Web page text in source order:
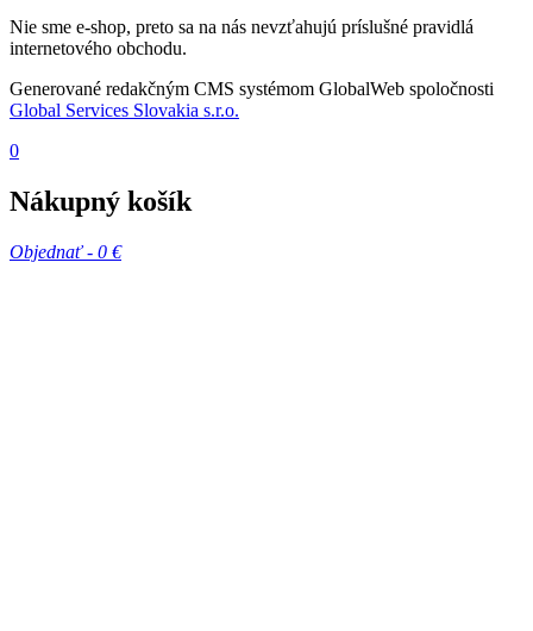
Nie sme e-shop, preto sa na nás nevzťahujú príslušné pravidlá
internetového obchodu.
Generované redakčným CMS systémom GlobalWeb spoločnosti
Global Services Slovakia s.r.o.
0
Nákupný košík
Objednať - 0 €